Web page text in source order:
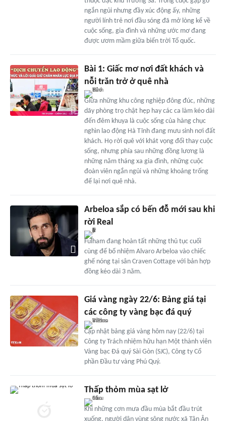
ngắn ngủi nhưng đầy xúc động ấy, những
người lính trẻ nơi đầu sóng đã mở lòng kể về
cuộc sống, gia đình và những ước mơ đang
được ươm mầm giữa biển trời Tổ quốc.
Bài 1: Giấc mơ nơi đất khách và
nỗi trăn trở ở quê nhà
Giữa những khu công nghiệp đông đúc, những
dãy phòng trọ chật hẹp hay các ca làm kéo dài
đến đêm khuya là cuộc sống của hàng chục
nghìn lao động Hà Tĩnh đang mưu sinh nơi đất
khách. Họ rời quê với khát vọng đổi thay cuộc
sống, nhưng phía sau những đồng lương là
những năm tháng xa gia đình, những cuộc
đoàn viên ngắn ngủi và những khoảng trống
để lại nơi quê nhà.
Arbeloa sắp có bến đỗ mới sau khi
rời Real
Fulham đang hoàn tất những thủ tục cuối
cùng để bổ nhiệm Alvaro Arbeloa vào chiếc
ghế nóng tại sân Craven Cottage với bản hợp
đồng kéo dài 3 năm.
Giá vàng ngày 22/6: Bảng giá tại
các công ty vàng bạc đá quý
Cập nhật bảng giá vàng hôm nay (22/6) tại
Công ty Trách nhiệm hữu hạn Một thành viên
Vàng bạc Đá quý Sài Gòn (SJC), Công ty Cổ
phần Đầu tư vàng Phú Quý.
Thấp thỏm mùa sạt lở
Khi những cơn mưa đầu mùa bắt đầu trút
xuống, người dân vùng sông nước xã Tân Ân